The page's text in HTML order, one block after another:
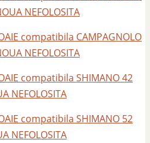
NEFOLOSITA
compatibila CAMPAGNOLO
NEFOLOSITA
compatibila SHIMANO 42
NEFOLOSITA
compatibila SHIMANO 52
NEFOLOSITA